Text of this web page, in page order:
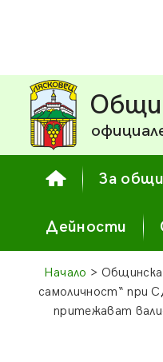
За
Дейности
Начало >
самоличност“ при
притежават